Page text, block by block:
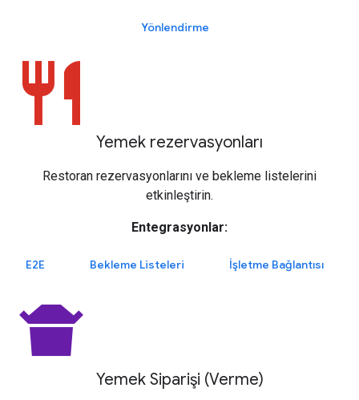
Yönlendirme
restaurant
Yemek rezervasyonları
Restoran rezervasyonlarını ve bekleme listelerini
etkinleştirin.
Entegrasyonlar:
E2E Bekleme Listeleri İşletme Bağlantısı
takeout_dining
Yemek Siparişi (Verme)